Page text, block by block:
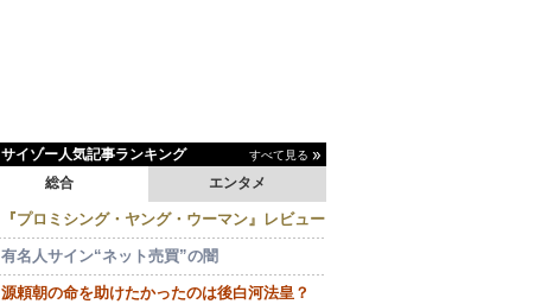
サイゾー人気記事ランキング すべて見る
エンタメ
総合
『プロミシング・ヤング・ウーマン』レビュー
有名人サイン“ネット売買”の闇
源頼朝の命を助けたかったのは後白河法皇？